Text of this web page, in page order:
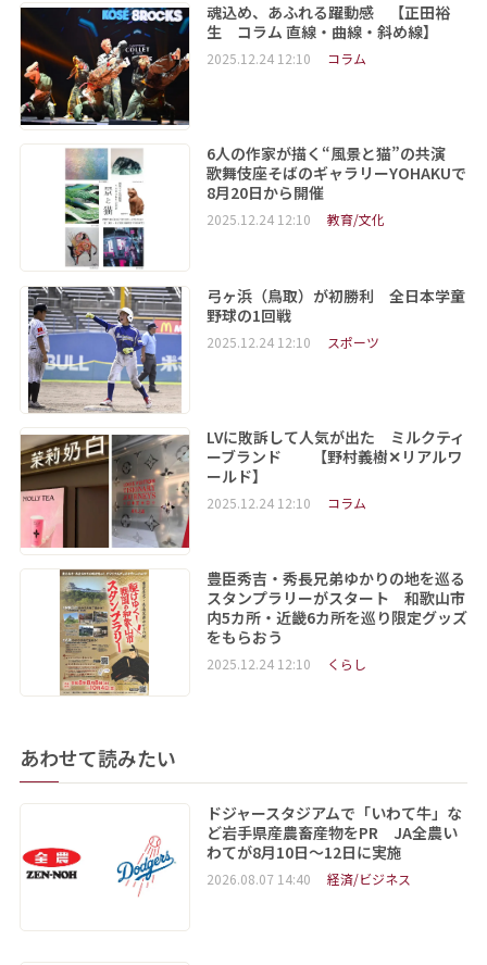
魂込め、あふれる躍動感 【正田裕
生 コラム 直線・曲線・斜め線】
2025.12.24 12:10 コラム
6人の作家が描く“風景と猫”の共演
歌舞伎座そばのギャラリーYOHAKUで
8月20日から開催
2025.12.24 12:10 教育/文化
弓ヶ浜（鳥取）が初勝利 全日本学童
野球の1回戦
2025.12.24 12:10 スポーツ
LVに敗訴して人気が出た ミルクティ
ーブランド 【野村義樹✕リアルワ
ールド】
2025.12.24 12:10 コラム
豊臣秀吉・秀長兄弟ゆかりの地を巡る
スタンプラリーがスタート 和歌山市
内5カ所・近畿6カ所を巡り限定グッズ
をもらおう
2025.12.24 12:10 くらし
あわせて読みたい
ドジャースタジアムで「いわて牛」な
ど岩手県産農畜産物をPR JA全農い
わてが8月10日～12日に実施
2026.08.07 14:40 経済/ビジネス